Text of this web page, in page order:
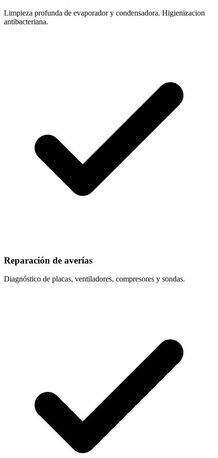
Limpieza profunda de evaporador y condensadora. Higienizacion
antibacteriana.
Reparación de averías
Diagnóstico de placas, ventiladores, compresores y sondas.